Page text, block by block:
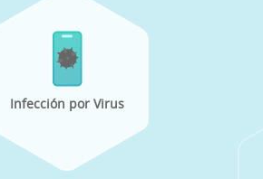
Infección por Virus